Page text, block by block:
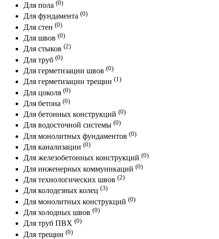
Для пола (0)
Для фундамента (0)
Для стен (0)
Для швов (0)
Для стыков (2)
Для труб (0)
Для герметизации швов (0)
Для герметизации трещин (1)
Для цоколя (0)
Для бетона (0)
Для бетонных конструкций (0)
Для водосточной системы (0)
Для монолитных фундаментов (0)
Для канализации (0)
Для железобетонных конструкций (0)
Для инженерных коммуникаций (0)
Для технологических швов (2)
Для колодезных колец (3)
Для монолитных конструкций (0)
Для холодных швов (0)
Для труб ПВХ (0)
Для трещин (0)